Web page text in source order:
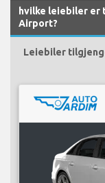
hvilke leiebiler er
Airport?
Leiebiler